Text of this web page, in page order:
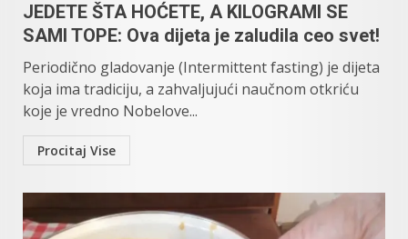
JEDETE ŠTA HOĆETE, A KILOGRAMI SE
SAMI TOPE: Ova dijeta je zaludila ceo svet!
Periodično gladovanje (Intermittent fasting) je dijeta
koja ima tradiciju, a zahvaljujući naučnom otkriću
koje je vredno Nobelove...
Procitaj Vise